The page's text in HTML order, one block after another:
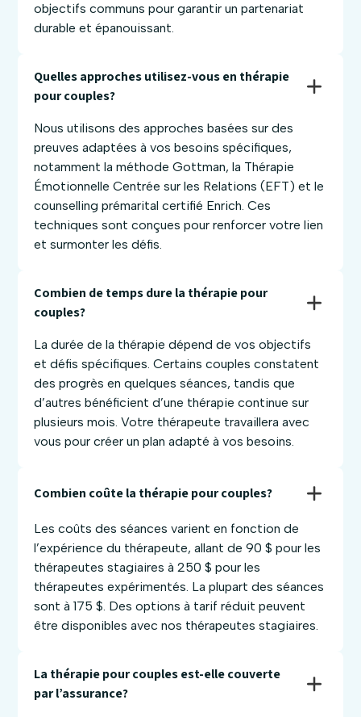
objectifs communs pour garantir un partenariat
durable et épanouissant.
Quelles approches utilisez-vous en thérapie
pour couples?
Nous utilisons des approches basées sur des
preuves adaptées à vos besoins spécifiques,
notamment la méthode Gottman, la Thérapie
Émotionnelle Centrée sur les Relations (EFT) et le
counselling prémarital certifié Enrich. Ces
techniques sont conçues pour renforcer votre lien
et surmonter les défis.
Combien de temps dure la thérapie pour
couples?
La durée de la thérapie dépend de vos objectifs
et défis spécifiques. Certains couples constatent
des progrès en quelques séances, tandis que
d’autres bénéficient d’une thérapie continue sur
plusieurs mois. Votre thérapeute travaillera avec
vous pour créer un plan adapté à vos besoins.
Combien coûte la thérapie pour couples?
Les coûts des séances varient en fonction de
l’expérience du thérapeute, allant de 90 $ pour les
thérapeutes stagiaires à 250 $ pour les
thérapeutes expérimentés. La plupart des séances
sont à 175 $. Des options à tarif réduit peuvent
être disponibles avec nos thérapeutes stagiaires.
La thérapie pour couples est-elle couverte
par l’assurance?